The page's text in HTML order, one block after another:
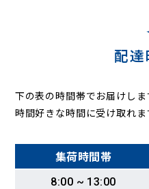
配
下の表の時間帯でお届けし
時間好きな時間に受け取れま
集荷時間帯
8:00 ~ 13:00